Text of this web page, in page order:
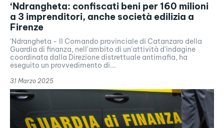
‘Ndrangheta: confiscati beni per 160 milioni
a 3 imprenditori, anche società edilizia a
Firenze
'Ndrangheta - Il Comando provinciale di Catanzaro della
Guardia di finanza, nell'ambito di un'attività d'indagine
coordinata dalla Direzione distrettuale antimafia, ha
eseguito un provvedimento di...
31 Marzo 2025